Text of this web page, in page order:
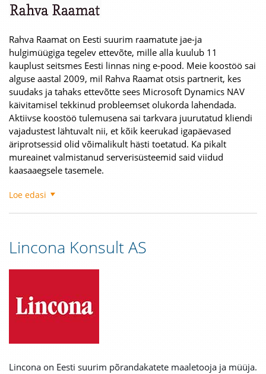
Rahva Raamat on Eesti suurim raamatute jae-ja
hulgimüügiga tegelev ettevõte, mille alla kuulub 11
kauplust seitsmes Eesti linnas ning e-pood. Meie koostöö sai
alguse aastal 2009, mil Rahva Raamat otsis partnerit, kes
suudaks ja tahaks ettevõtte sees Microsoft Dynamics NAV
käivitamisel tekkinud probleemset olukorda lahendada.
Aktiivse koostöö tulemusena sai tarkvara juurutatud kliendi
vajadustest lähtuvalt nii, et kõik keerukad igapäevased
äriprotsessid olid võimalikult hästi toetatud. Ka pikalt
mureainet valmistanud serverisüsteemid said viidud
kaasaaegsele tasemele.
Loe edasi
Lincona Konsult AS
Lincona on Eesti suurim põrandakatete maaletooja ja müüja.